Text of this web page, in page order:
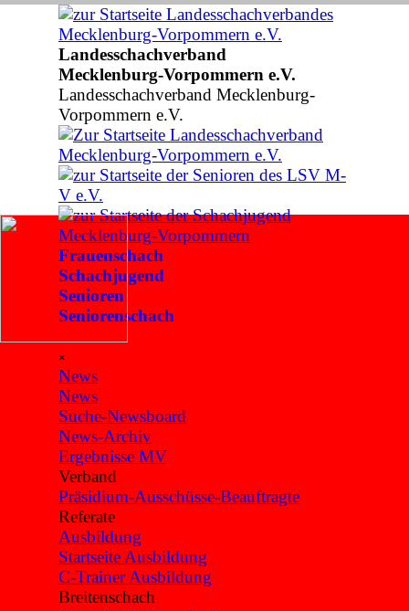
Direkt zum Seiteninhalt
Landesschachverband
Mecklenburg-Vorpommern e.V.
Landesschachverband Mecklenburg-
Vorpommern e.V.
Frauenschach
Schachjugend
Senioren
Seniorenschach
×
News
News
Suche-Newsboard
News-Archiv
Ergebnisse MV
Verband
Präsidium-Ausschüsse-Beauftragte
Referate
Ausbildung
Startseite Ausbildung
C-Trainer Ausbildung
Breitenschach